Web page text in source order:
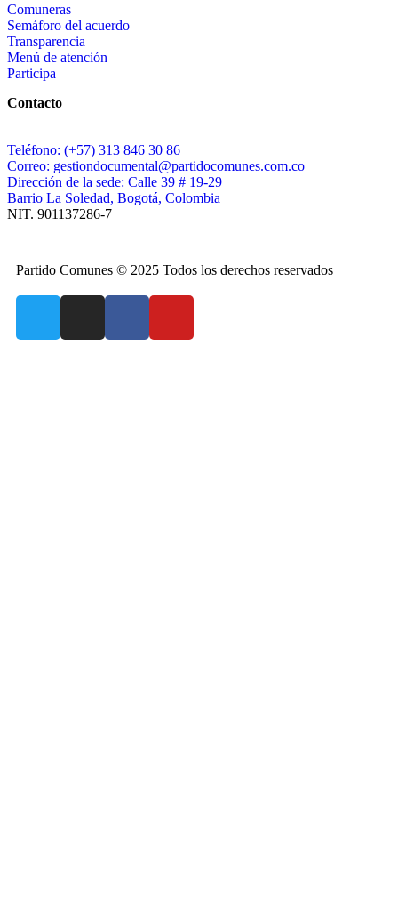
Comuneras
Semáforo del acuerdo
Transparencia
Menú de atención
Participa
Contacto
Teléfono: (+57) 313 846 30 86
Correo: gestiondocumental@partidocomunes.com.co
Dirección de la sede: Calle 39 # 19-29
Barrio La Soledad, Bogotá, Colombia
NIT. 901137286-7
Partido Comunes © 2025 Todos los derechos reservados